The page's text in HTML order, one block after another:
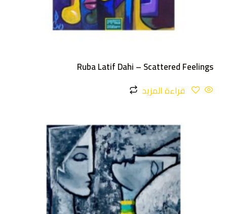
Ruba Latif Dahi – Scattered Feelings
قراءة المزيد